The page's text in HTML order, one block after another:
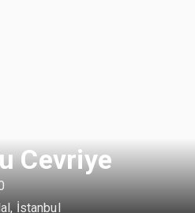
Cevriye
, İstanbul